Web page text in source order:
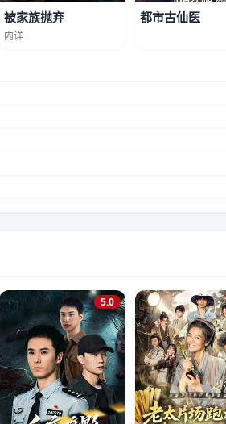
被家族抛弃
内详
都市古仙医
5.0